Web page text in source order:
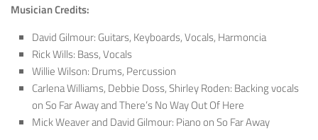
Musician Credits:
David Gilmour: Guitars, Keyboards, Vocals, Harmoncia
Rick Wills: Bass, Vocals
Willie Wilson: Drums, Percussion
Carlena Williams, Debbie Doss, Shirley Roden: Backing vocals
on So Far Away and There’s No Way Out Of Here
Mick Weaver and David Gilmour: Piano on So Far Away